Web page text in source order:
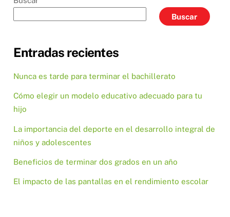
Buscar
Entradas recientes
Nunca es tarde para terminar el bachillerato
Cómo elegir un modelo educativo adecuado para tu
hijo
La importancia del deporte en el desarrollo integral de
niños y adolescentes
Beneficios de terminar dos grados en un año
El impacto de las pantallas en el rendimiento escolar